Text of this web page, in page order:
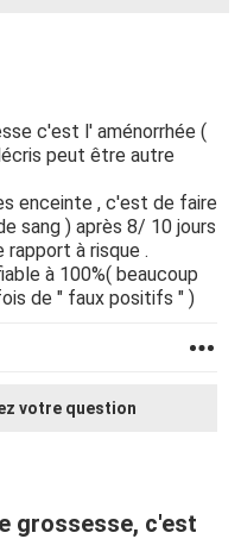
c'est l' aménorrhée (
peut être autre
enceinte , c'est de faire
sang ) après 8/ 10 jours
rapport à risque .
à 100%( beaucoup
de " faux positifs " )
votre question
grossesse, c'est